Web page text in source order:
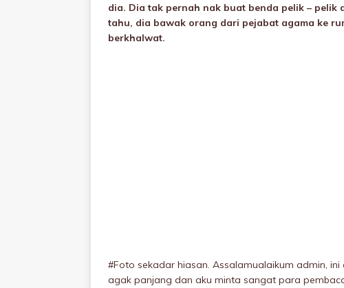
dia. Dia tak pernah nak buat benda pelik – pelik
tahu, dia bawak orang dari pejabat agama ke
berkhaIwat.
#Foto sekadar hiasan. Assalamualaikum admin,
agak panjang dan aku minta sangat para